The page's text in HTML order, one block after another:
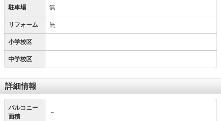
駐車場 無
リフォーム 無
小学校区
中学校区
詳細情報
バルコニー
面積
－